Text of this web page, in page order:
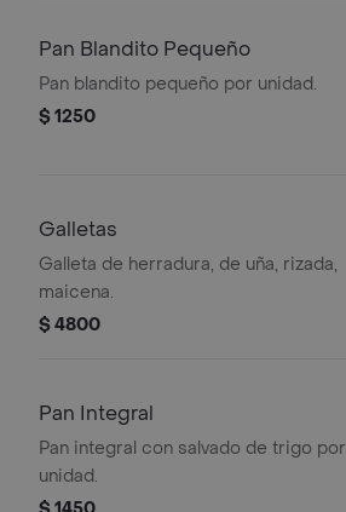
Pan Blandito Pequeño
Pan blandito pequeño por unidad.
$ 1250
Galletas
Galleta de herradura, de uña, rizada,
maicena.
$ 4800
Pan Integral
Pan integral con salvado de trigo por
unidad.